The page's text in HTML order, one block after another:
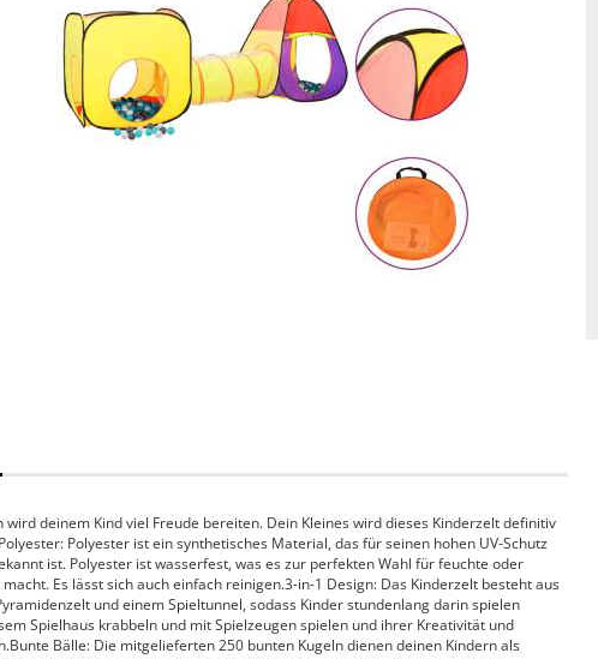
wird deinem Kind viel Freude bereiten. Dein Kleines wird dieses Kinderzelt definitiv
Polyester ist ein synthetisches Material, das für seinen hohen UV-Schutz
ist. Polyester ist wasserfest, was es zur perfekten Wahl für feuchte oder
Es lässt sich auch einfach reinigen.3-in-1 Design: Das Kinderzelt besteht aus
und einem Spieltunnel, sodass Kinder stundenlang darin spielen
Spielhaus krabbeln und mit Spielzeugen spielen und ihrer Kreativität und
Bälle: Die mitgelieferten 250 bunten Kugeln dienen deinen Kindern als